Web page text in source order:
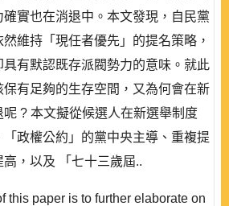
實也在消退中。本文發現，自民黨
維持「現任者優先」的提名策略，
有默認既存派閥勢力的意味。就此
有足夠的生存空間，又為何會在新
? 本文擬從候選人在新選舉制度
政權公約」的黨中央主導、重複提
，以及 「七十三歲屆..
this paper is to further elaborate on